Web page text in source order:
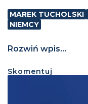
MAREK TUCHOLSKI
NIEMCY
Rozwiń wpis...
Skomentuj